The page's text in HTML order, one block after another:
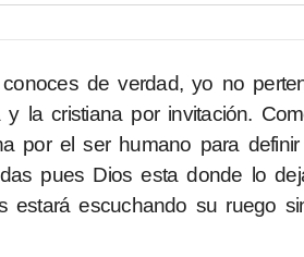
de verdad, yo no
la cristiana por invitación.
por el ser humano para definir
pues Dios esta donde lo
escuchando su ruego